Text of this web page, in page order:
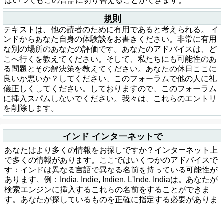
規則
テキストは、他の読者のために有用であると考えられる。 イ
ンドからあなた自身の体験談をお書きください。非常に有用
な別の場所のあなたの評価です。あなたのアドバイスは、ど
こへ行くを教えてください。そして、私たちにも可能性のあ
る問題とその解決策を教えてください。あなたの休日ここに
良いか悪いか？してください、このフォーラムで他の人に礼
儀正しくしてください。しておりますので、このフォーラム
に挿入スパムしないでください。我々は、これらのエントリ
を削除します。
インド インターネットで
あなたはより多くの情報をお探しですか？インターネット上
で多くの情報があります。ここではいくつかのアドバイスで
す：インドは異なる言語で異なる名前を持っている可能性が
あります。例：India, Indie, Indien, L'Inde, Indiaは。あなたが
検索エンジンに挿入するこれらの名前をすることができま
す。あなたが探しているものを正確に指定する必要がありま